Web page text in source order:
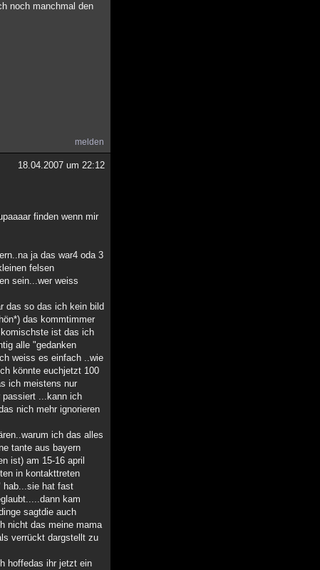
noch manchmal den
melden
18.04.2007 um 22:12
finden wenn mir
ja das war4 oda 3
felsen
sein...wer weiss
das so das ich kein bild
das kommtimmer
ist das ich
alle "gedanken
weiss es einfach ..wie
könnte euchjetzt 100
ich meistens nur
passiert ...kann ich
nich mehr ignorieren
ich das alles
tante aus bayern
ist) am 15-16 april
in kontakttreten
hab...sie hat fast
kam
sagtdie auch
nicht das meine mama
verrückt dargstellt zu
hoffedas ihr jetzt ein